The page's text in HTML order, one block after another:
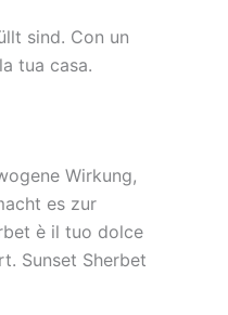
sind. Con un
tua casa.
Wirkung,
es zur
è il tuo dolce
Sunset Sherbet